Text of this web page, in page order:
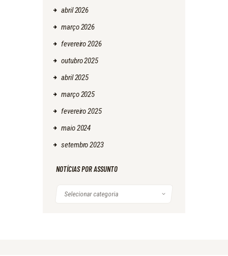
abril2026
março2026
fevereiro2026
outubro2025
abril2025
março2025
fevereiro2025
maio2024
setembro2023
NOTÍCIAS POR ASSUNTO